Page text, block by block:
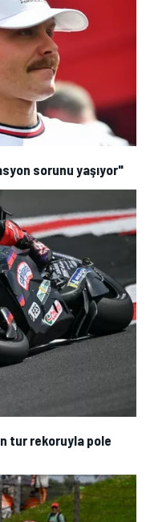
sorunu yaşıyor"
tur rekoruyla pole